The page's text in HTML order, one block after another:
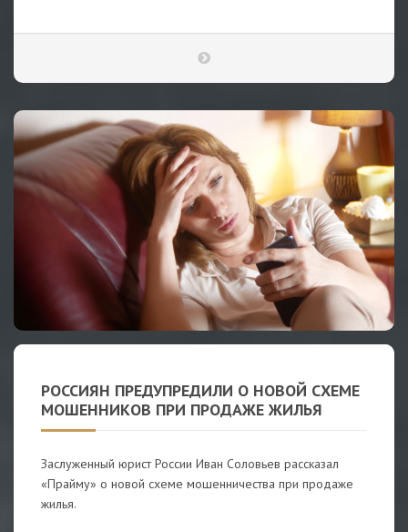
РОССИЯН ПРЕДУПРЕДИЛИ О НОВОЙ СХЕМЕ
МОШЕННИКОВ ПРИ ПРОДАЖЕ ЖИЛЬЯ
Заслуженный юрист России Иван Соловьев рассказал
«Прайму» о новой схеме мошенничества при продаже
жилья.